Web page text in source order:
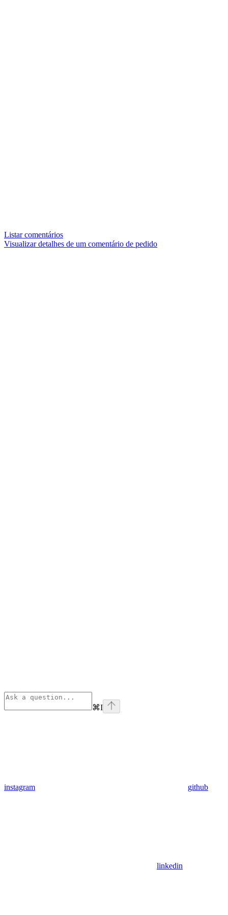
Listar comentários
Visualizar detalhes de um comentário de pedido
⌘I
instagram github
linkedin